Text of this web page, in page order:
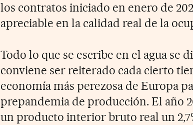
los contratos iniciado en enero de
apreciable en la calidad real de la
Todo lo que se escribe en el agua se
conviene ser reiterado cada cierto
economía más perezosa de Europa
prepandemia de producción. El año
un producto interior bruto real un